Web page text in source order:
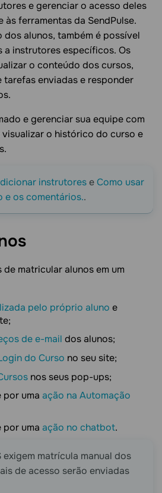
e gerenciar o acesso deles
ferramentas da SendPulse.
alunos, também é possível
a instrutores específicos. Os
o conteúdo dos cursos,
tarefas enviadas e responder
e gerenciar sua equipe com
o histórico do curso e
instrutoreseComo usar
os comentários..
matricular alunos em um
pelo próprio aluno e
de e-mail dos alunos;
do Curso no seu site;
nos seus pop-ups;
por uma ação na Automação
por uma ação no chatbot.
matrícula manual dos
de acesso serão enviadas